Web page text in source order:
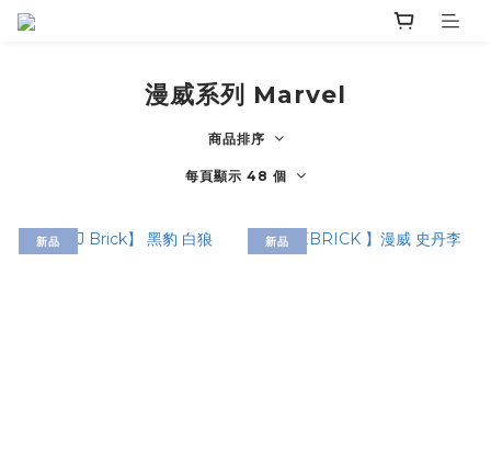
漫威系列 Marvel
商品排序
每頁顯示 48 個
新品 新品